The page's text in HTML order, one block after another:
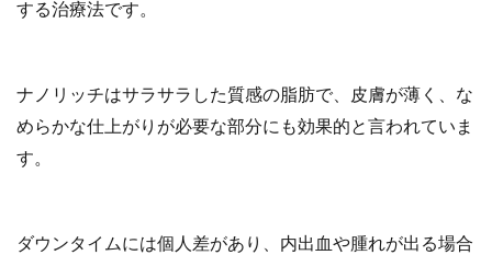
する治療法です。
ナノリッチはサラサラした質感の脂肪で、皮膚が薄く、な
めらかな仕上がりが必要な部分にも効果的と言われていま
す。
ダウンタイムには個人差があり、内出血や腫れが出る場合